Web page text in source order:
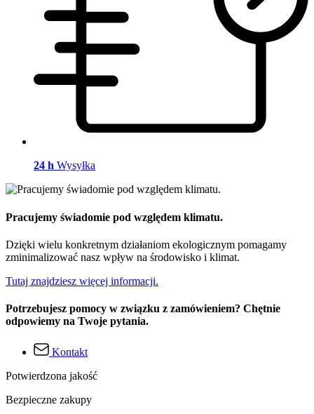
24 h Wysyłka
Pracujemy świadomie pod względem klimatu.
Dzięki wielu konkretnym działaniom ekologicznym pomagamy
zminimalizować nasz wpływ na środowisko i klimat.
Tutaj znajdziesz więcej informacji.
Potrzebujesz pomocy w związku z zamówieniem? Chętnie
odpowiemy na Twoje pytania.
Kontakt
Potwierdzona jakość
Bezpieczne zakupy